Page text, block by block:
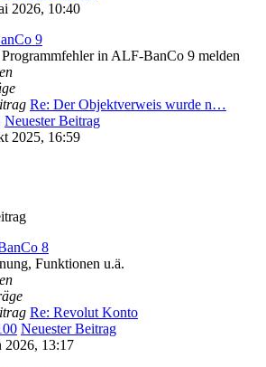
2026, 10:40
9
in ALF-BanCo 9 melden
Re: Der Objektverweis wurde n…
Neuester Beitrag
2025, 16:59
8
Funktionen u.ä.
Re: Revolut Konto
Neuester Beitrag
2026, 13:17